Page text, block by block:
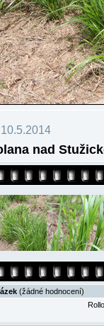
nad
(žádné hodnocení)